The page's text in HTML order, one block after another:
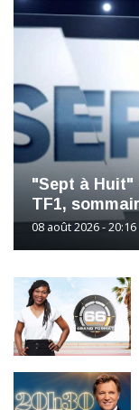
"Sept à Huit"
TF1,
08 août 2026 - 20:16